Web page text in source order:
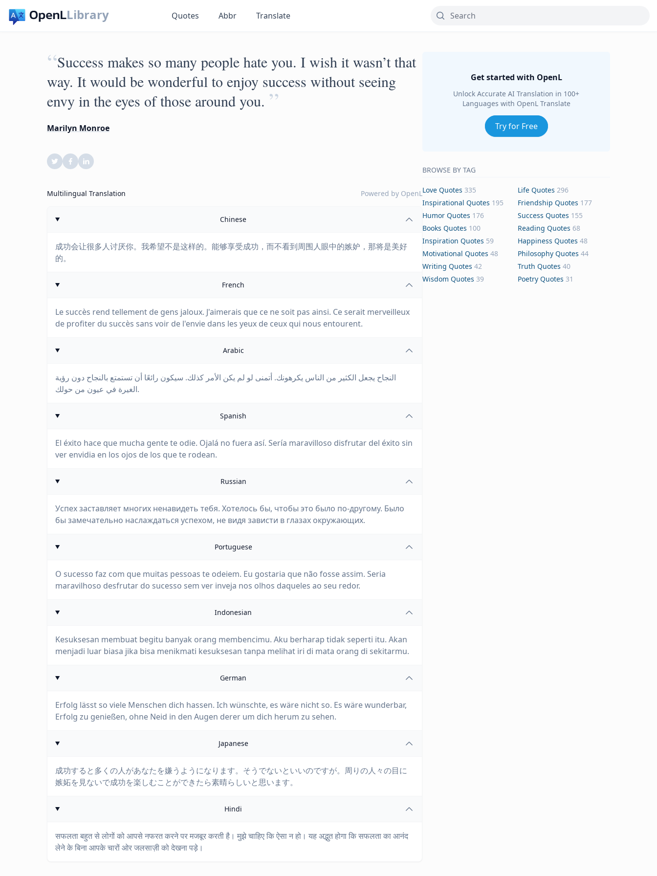
Library Quotes Abbr Translate
“Success makes so many people hate you. I wish it wasn’t that
way. It would be wonderful to enjoy success without seeing
envy in the eyes of those around you. ”
Marilyn Monroe
Multilingual Translation Powered by OpenL
Chinese
成功会让很多人讨厌你。我希望不是这样的。能够享受成功，而不看到周围人眼中的嫉妒，那将是美好
的。
French
Le succès rend tellement de gens jaloux. J'aimerais que ce ne soit pas ainsi. Ce serait merveilleux
de profiter du succès sans voir de l'envie dans les yeux de ceux qui nous entourent.
Arabic
النجاح يجعل الكثير من الناس يكرهونك. أتمنى لو لم يكن الأمر كذلك. سيكون رائعًا أن تستمتع بالنجاح دون رؤية
الغيرة في عيون من حولك.
Spanish
El éxito hace que mucha gente te odie. Ojalá no fuera así. Sería maravilloso disfrutar del éxito sin
ver envidia en los ojos de los que te rodean.
Russian
Успех заставляет многих ненавидеть тебя. Хотелось бы, чтобы это было по-другому. Было
бы замечательно наслаждаться успехом, не видя зависти в глазах окружающих.
Portuguese
O sucesso faz com que muitas pessoas te odeiem. Eu gostaria que não fosse assim. Seria
maravilhoso desfrutar do sucesso sem ver inveja nos olhos daqueles ao seu redor.
Indonesian
Kesuksesan membuat begitu banyak orang membencimu. Aku berharap tidak seperti itu. Akan
menjadi luar biasa jika bisa menikmati kesuksesan tanpa melihat iri di mata orang di sekitarmu.
German
Erfolg lässt so viele Menschen dich hassen. Ich wünschte, es wäre nicht so. Es wäre wunderbar,
Erfolg zu genießen, ohne Neid in den Augen derer um dich herum zu sehen.
Japanese
成功すると多くの人があなたを嫌うようになります。そうでないといいのですが。周りの人々の目に
嫉妬を見ないで成功を楽しむことができたら素晴らしいと思います。
Hindi
सफलता बहुत से लोगों को आपसे नफरत करने पर मजबूर करती है। मुझे चाहिए कि ऐसा न हो। यह अद्भुत होगा कि सफलता का आनंद
लेने के बिना आपके चारों ओर जलसाज़ी को देखना पड़े।
Get started with OpenL
Unlock Accurate AI Translation in 100+
Languages with OpenL Translate
Try for Free
BROWSE BY TAG
Love Quotes 335 Life Quotes 296
Inspirational Quotes 195 Friendship Quotes 177
Humor Quotes 176 Success Quotes 155
Books Quotes 100 Reading Quotes 68
Inspiration Quotes 59 Happiness Quotes 48
Motivational Quotes 48 Philosophy Quotes 44
Writing Quotes 42 Truth Quotes 40
Wisdom Quotes 39 Poetry Quotes 31